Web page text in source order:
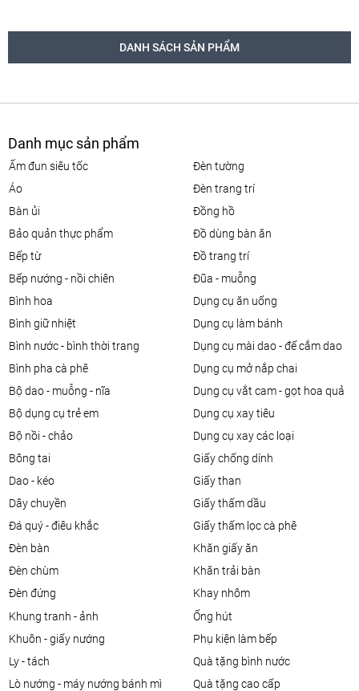
DANH SÁCH SẢN PHẨM
Danh mục sản phẩm
ấm đun siêu tốc
áo
bàn ủi
bảo quản thực phẩm
bếp từ
bếp nướng - nồi chiên
bình hoa
bình giữ nhiệt
bình nước - bình thời trang
bình pha cà phê
bộ dao - muỗng - nĩa
bộ dụng cụ trẻ em
bộ nồi - chảo
bông tai
dao - kéo
dây chuyền
đá quý - điêu khắc
đèn bàn
đèn chùm
đèn đứng
đèn tường
đèn trang trí
đồng hồ
đồ dùng bàn ăn
đồ trang trí
đũa - muỗng
dụng cụ ăn uống
dụng cụ làm bánh
dụng cụ mài dao - đế cắm dao
dụng cụ mở nắp chai
dụng cụ vắt cam - gọt hoa quả
dụng cụ xay tiêu
dụng cụ xay các loại
giấy chống dính
giấy than
giấy thấm dầu
giấy thấm lọc cà phê
khăn giấy ăn
khăn trải bàn
khay nhôm
khung tranh - ảnh
khuôn - giấy nướng
ly - tách
lò nướng - máy nướng bánh mì
ống hút
phụ kiện làm bếp
quà tặng bình nước
quà tặng cao cấp